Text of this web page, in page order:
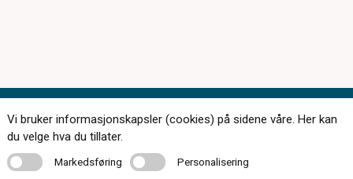
Kontakt oss
Vi bruker informasjonskapsler (cookies) på sidene våre. Her kan
du velge hva du tillater.
MarkedsføringMarkedsføring PersonaliseringPersonalisering